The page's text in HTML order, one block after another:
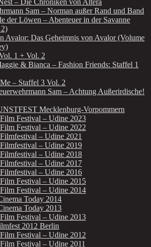
– Die Chroniken von Altera
Sam – Norman außer Rand und Band
der Löwen – Abenteuer in der Savanne
Avalor: Das Geheimnis von Avalor (Volume
1 + Vol. 2
& Bianca – Fashion Friends: Staffel 1
– Staffel 3 Vol. 2
Sam – Achtung Außerirdische!
Mecklenburg-Vorpommern
Festival – Udine 2023
Festival – Udine 2022
– Udine 2021
– Udine 2019
– Udine 2018
– Udine 2017
– Udine 2016
Festival – Udine 2015
Festival – Udine 2014
Today 2014
Today 2013
Festival – Udine 2013
2012 Berlin
Festival – Udine 2012
Festival – Udine 2011